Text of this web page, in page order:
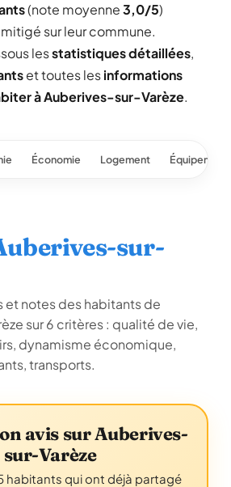
(note moyenne3,0/5)
sur leur commune.
lesstatistiques détaillées,
et toutes lesinformations
à Auberives-sur-Varèze.
Économie Logement
sur-
et notes des habitants de
sur 6 critères : qualité de vie,
dynamisme économique,
transports.
avis sur Auberives-
sur-Varèze
habitants qui ont déjà partagé